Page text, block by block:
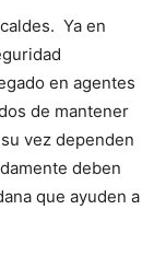
Ya en
en agentes
de mantener
vez dependen
deben
que ayuden a